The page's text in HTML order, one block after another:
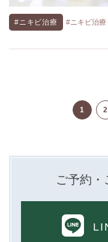
#ニキビ治療 #ニキビ治療
1 2
ご予約・